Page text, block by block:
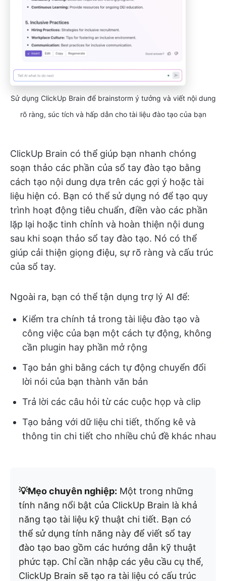
Sử dụng ClickUp Brain để brainstorm ý tưởng và viết nội dung
rõ ràng, súc tích và hấp dẫn cho tài liệu đào tạo của bạn
ClickUp Brain có thể giúp bạn nhanh chóng
soạn thảo các phần của sổ tay đào tạo bằng
cách tạo nội dung dựa trên các gợi ý hoặc tài
liệu hiện có. Bạn có thể sử dụng nó để tạo quy
trình hoạt động tiêu chuẩn, điền vào các phần
lặp lại hoặc tinh chỉnh và hoàn thiện nội dung
sau khi soạn thảo sổ tay đào tạo. Nó có thể
giúp cải thiện giọng điệu, sự rõ ràng và cấu trúc
của sổ tay.
Ngoài ra, bạn có thể tận dụng trợ lý AI để:
Kiểm tra chính tả trong tài liệu đào tạo và
công việc của bạn một cách tự động, không
cần plugin hay phần mở rộng
Tạo bản ghi bằng cách tự động chuyển đổi
lời nói của bạn thành văn bản
Trả lời các câu hỏi từ các cuộc họp và clip
Tạo bảng với dữ liệu chi tiết, thống kê và
thông tin chi tiết cho nhiều chủ đề khác nhau
💡Mẹo chuyên nghiệp: Một trong những
tính năng nổi bật của ClickUp Brain là khả
năng tạo tài liệu kỹ thuật chi tiết. Bạn có
thể sử dụng tính năng này để viết sổ tay
đào tạo bao gồm các hướng dẫn kỹ thuật
phức tạp. Chỉ cần nhập các yêu cầu cụ thể,
ClickUp Brain sẽ tạo ra tài liệu có cấu trúc